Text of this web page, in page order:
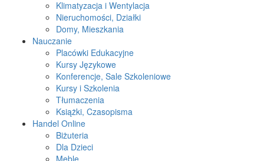
Klimatyzacja i Wentylacja
Nieruchomości, Działki
Domy, Mieszkania
Nauczanie
Placówki Edukacyjne
Kursy Językowe
Konferencje, Sale Szkoleniowe
Kursy i Szkolenia
Tłumaczenia
Książki, Czasopisma
Handel Online
Biżuteria
Dla Dzieci
Meble